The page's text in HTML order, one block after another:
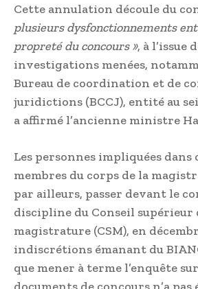
Cette annulation découle du
plusieurs dysfonctionnements
propreté du concours », à l’issue
investigations menées,
Bureau de coordination et de
juridictions (BCCJ), entité au
a affirmé l’ancienne ministre
Les personnes impliquées dans
membres du corps de la
par ailleurs, passer devant le
discipline du Conseil supérieur
magistrature (CSM), en
indiscrétions émanant du
que mener à terme l’enquête
documents de concours n’a pas